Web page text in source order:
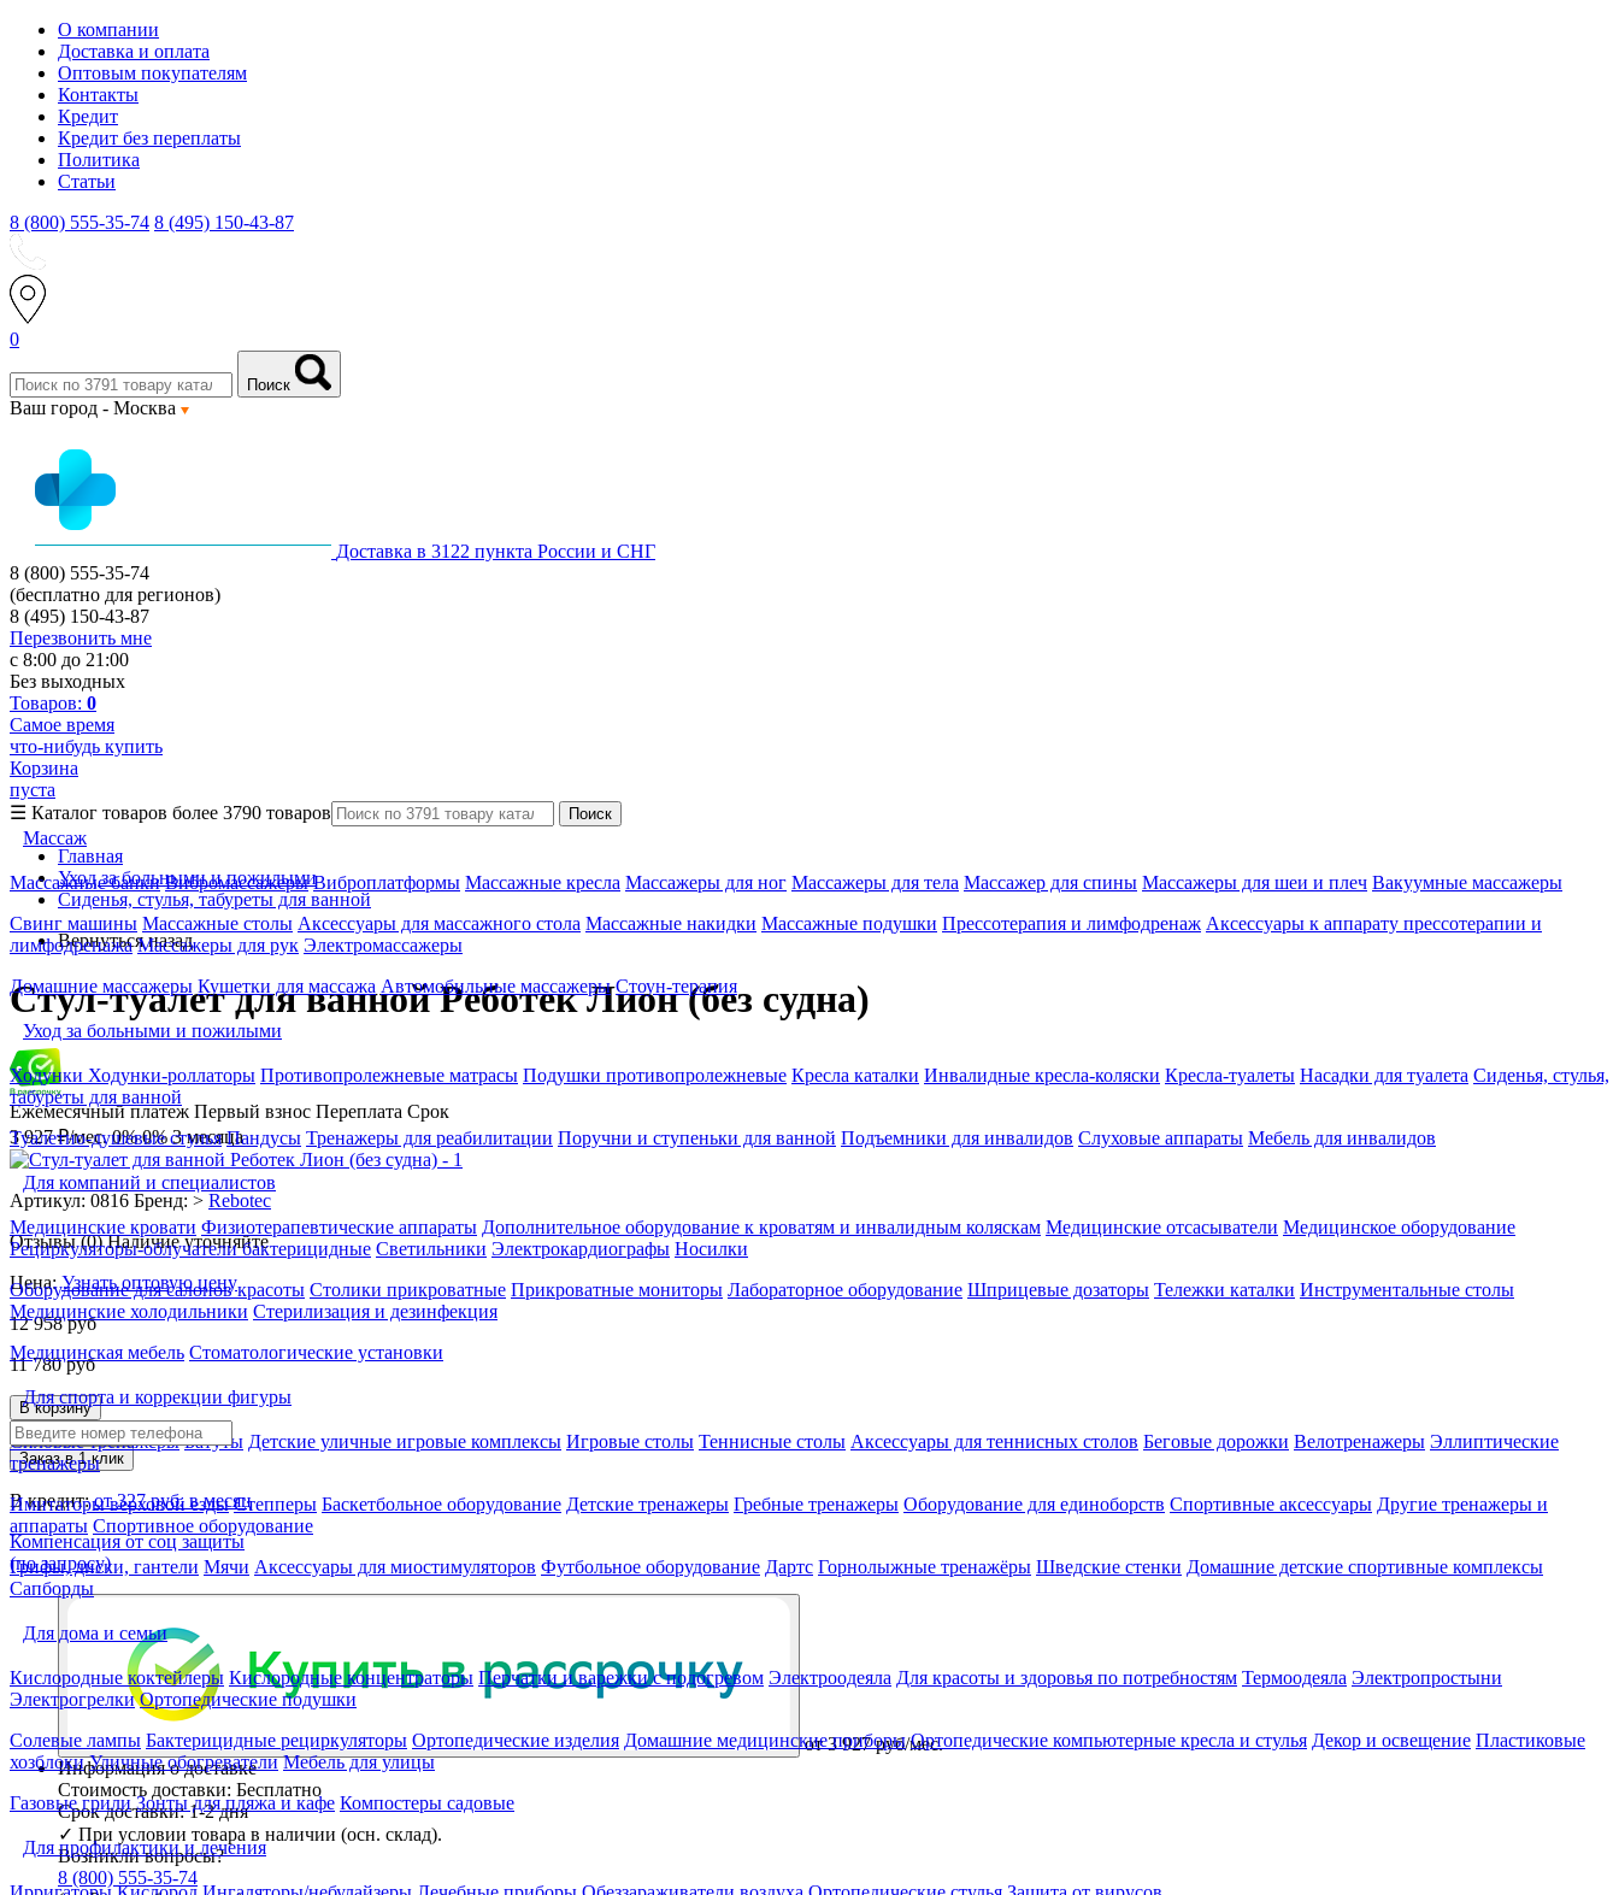
О компании
Доставка и оплата
Оптовым покупателям
Контакты
Кредит
Кредит без переплаты
Политика
Статьи
8 (800) 555-35-74 8 (495) 150-43-87
0
Поиск
Ваш город - Москва
Доставка в 3122 пункта России и СНГ
8 (800) 555-35-74
(бесплатно для регионов)
8 (495) 150-43-87
Перезвонить мне
с 8:00 до 21:00
Без выходных
Товаров: 0
Самое время
что-нибудь купить
Корзина
пуста
☰ Каталог товаров более 3790 товаров
Массаж
Массажные банки Вибромассажеры Виброплатформы Массажные кресла Массажеры для ног Массажеры для тела Массажер для спины Массажеры для шеи и плеч Вакуумные массажеры
Свинг машины Массажные столы Аксессуары для массажного стола Массажные накидки Массажные подушки Прессотерапия и лимфодренаж Аксессуары к аппарату прессотерапии и
лимфодренажа Массажеры для рук Электромассажеры
Домашние массажеры Кушетки для массажа Автомобильные массажеры Стоун-терапия
Уход за больными и пожилыми
Ходунки Ходунки-роллаторы Противопролежневые матрасы Подушки противопролежневые Кресла каталки Инвалидные кресла-коляски Кресла-туалеты Насадки для туалета Сиденья, стулья,
табуреты для ванной
Туалетно-душевые стулья Пандусы Тренажеры для реабилитации Поручни и ступеньки для ванной Подъемники для инвалидов Слуховые аппараты Мебель для инвалидов
Для компаний и специалистов
Медицинские кровати Физиотерапевтические аппараты Дополнительное оборудование к кроватям и инвалидным коляскам Медицинские отсасыватели Медицинское оборудование
Рециркуляторы-облучатели бактерицидные Светильники Электрокардиографы Носилки
Оборудование для салонов красоты Столики прикроватные Прикроватные мониторы Лабораторное оборудование Шприцевые дозаторы Тележки каталки Инструментальные столы
Медицинские холодильники Стерилизация и дезинфекция
Медицинская мебель Стоматологические установки
Для спорта и коррекции фигуры
Силовые тренажеры Батуты Детские уличные игровые комплексы Игровые столы Теннисные столы Аксессуары для теннисных столов Беговые дорожки Велотренажеры Эллиптические
тренажеры
Имитаторы верховой езды Степперы Баскетбольное оборудование Детские тренажеры Гребные тренажеры Оборудование для единоборств Спортивные аксессуары Другие тренажеры и
аппараты Спортивное оборудование
Грифы, диски, гантели Мячи Аксессуары для миостимуляторов Футбольное оборудование Дартс Горнолыжные тренажёры Шведские стенки Домашние детские спортивные комплексы
Сапборды
Для дома и семьи
Кислородные коктейлеры Кислородные концентраторы Перчатки и варежки с подогревом Электроодеяла Для красоты и здоровья по потребностям Термоодеяла Электропростыни
Электрогрелки Ортопедические подушки
Солевые лампы Бактерицидные рециркуляторы Ортопедические изделия Домашние медицинские приборы Ортопедические компьютерные кресла и стулья Декор и освещение Пластиковые
хозблоки Уличные обогреватели Мебель для улицы
Газовые грили Зонты для пляжа и кафе Компостеры садовые
Для профилактики и лечения
Поиск
Главная
Уход за больными и пожилыми
Сиденья, стулья, табуреты для ванной
Вернуться назад
Стул-туалет для ванной Реботек Лион (без судна)
Ежемесячный платеж Первый взнос Переплата Срок
3 927 ₽/мес. 0% 0% 3 месяца
Артикул: 0816 Бренд: > Rebotec
Отзывы (0)Наличие уточняйте
Цена: Узнать оптовую цену
12 958руб
11 780руб
В корзину
Заказ в 1 клик
В кредит:от 327 руб. в месяц
Компенсация от соц защиты
(по запросу)
от3 927 руб/мес.
Информация о доставке
Стоимость доставки: Бесплатно
Срок доставки: 1-2 дня
✓ При условии товара в наличии (осн. склад).
Возникли вопросы?
8 (800) 555-35-74